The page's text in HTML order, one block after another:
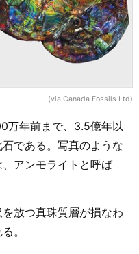
(via Canada Fossils Ltd)
万年前まで、3.5億年以
である。写真のような
アンモライトと呼ば
放つ真珠質層が損なわ
。